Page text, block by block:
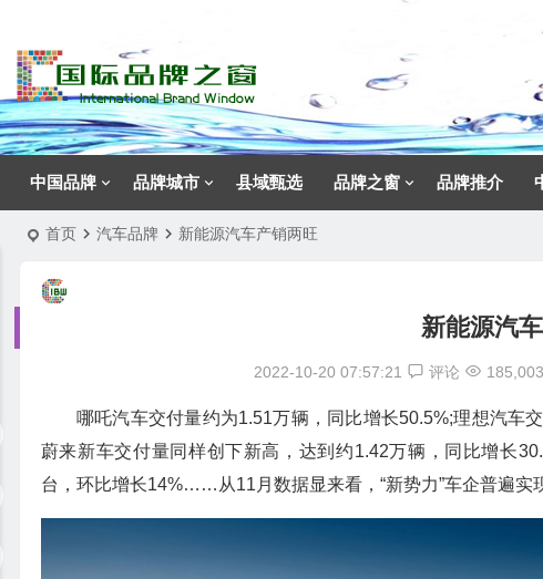
中国品牌 品牌城市 县域甄选 品牌之窗 品牌推介
首页 汽车品牌 新能源汽车产销两旺
新能源汽
2022-10-20 07:57:21 评论 185,003
哪吒汽车交付量约为1.51万辆，同比增长50.5%;理想汽车
蔚来新车交付量同样创下新高，达到约1.42万辆，同比增长
台，环比增长14%……从11月数据显来看，“新势力”车企普遍实